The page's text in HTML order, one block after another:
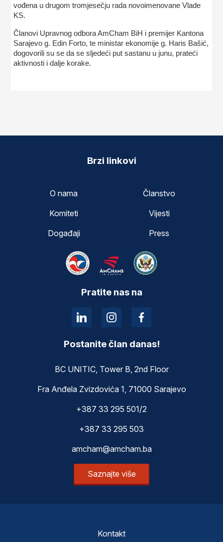
vođena u drugom tromjesečju rada novoimenovane Vlade
KS.
Članovi Upravnog odbora AmCham BiH i premijer Kantona
Sarajevo g. Edin Forto, te ministar ekonomije g. Haris Bašić,
dogovorili su se da se sljedeći put sastanu u junu, prateći
aktivnosti i dalje korake.
Brzi linkovi
O nama
Članstvo
Komiteti
Vijesti
Događaji
Press
Pratite nas na
Postanite član danas!
BC UNITIC, Tower B, 2nd Floor
Fra Anđela Zvizdovića 1, 71000 Sarajevo
+387 33 295 501/2
+387 33 295 503
amcham@amcham.ba
Saznajte više
Kontakt